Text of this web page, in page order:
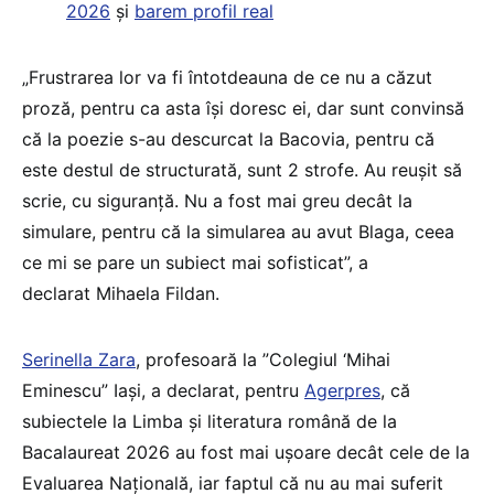
2026 și barem profil real
„Frustrarea lor va fi întotdeauna de ce nu a căzut
proză, pentru ca asta își doresc ei, dar sunt convinsă
că la poezie s-au descurcat la Bacovia, pentru că
este destul de structurată, sunt 2 strofe. Au reușit să
scrie, cu siguranță. Nu a fost mai greu decât la
simulare, pentru că la simularea au avut Blaga, ceea
ce mi se pare un subiect mai sofisticat”, a
declarat Mihaela Fildan.
Serinella Zara, profesoară la ”Colegiul ‘Mihai
Eminescu” Iași, a declarat, pentru Agerpres, că
subiectele la Limba și literatura română de la
Bacalaureat 2026 au fost mai ușoare decât cele de la
Evaluarea Națională, iar faptul că nu au mai suferit